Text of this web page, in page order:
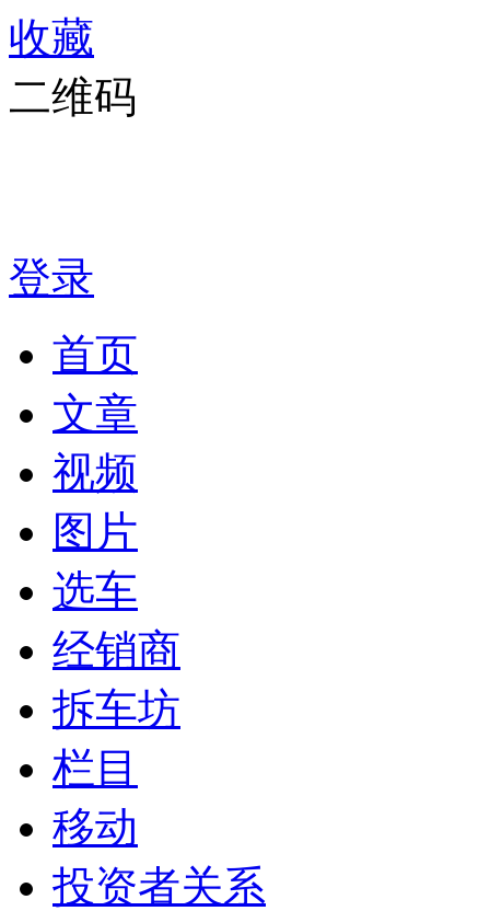
收藏
二维码
登录
首页
文章
视频
图片
选车
经销商
拆车坊
栏目
移动
投资者关系